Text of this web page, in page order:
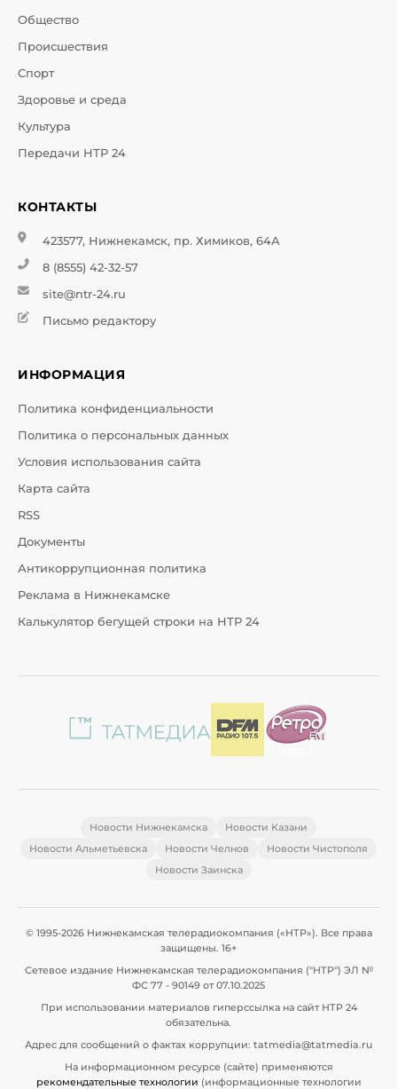
Общество
Происшествия
Спорт
Здоровье и среда
Культура
Передачи НТР 24
КОНТАКТЫ
423577, Нижнекамск, пр. Химиков, 64А
8 (8555) 42-32-57
site@ntr-24.ru
Письмо редактору
ИНФОРМАЦИЯ
Политика конфиденциальности
Политика о персональных данных
Условия использования сайта
Карта сайта
RSS
Документы
Антикоррупционная политика
Реклама в Нижнекамске
Калькулятор бегущей строки на НТР 24
Новости Нижнекамска
Новости Казани
Новости Альметьевска
Новости Челнов
Новости Чистополя
Новости Заинска
© 1995-2026 Нижнекамская телерадиокомпания («НТР»). Все права
защищены. 16+
Сетевое издание Нижнекамская телерадиокомпания ("НТР") ЭЛ №
ФС 77 - 90149 от 07.10.2025
При использовании материалов гиперссылка на сайт НТР 24
обязательна.
Адрес для сообщений о фактах коррупции: tatmedia@tatmedia.ru
На информационном ресурсе (сайте) применяются
рекомендательные технологии (информационные технологии